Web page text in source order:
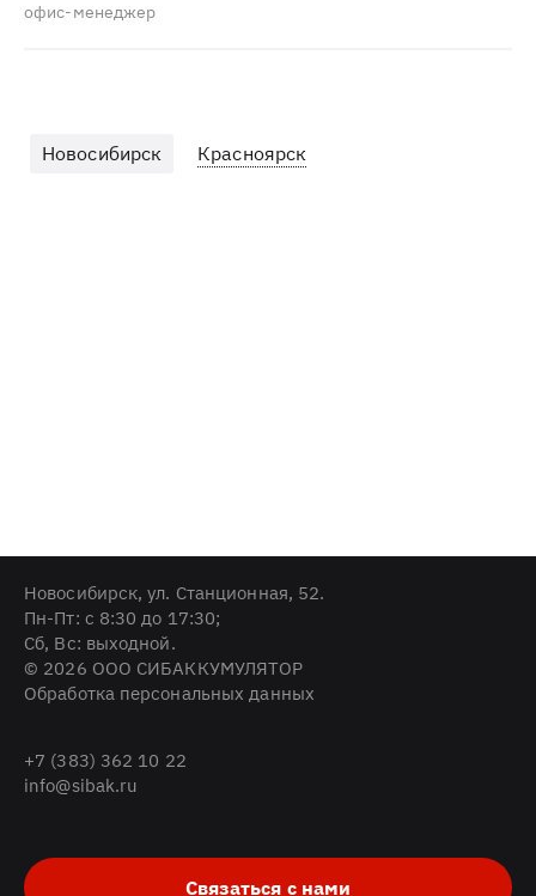
офис-менеджер
Новосибирск Красноярск
Новосибирск, ул. Станционная, 52.
Пн-Пт: с 8:30 до 17:30;
Cб, Вс: выходной.
© 2026 ООО СИБАККУМУЛЯТОР
Обработка персональных данных
+7 (383) 362 10 22
info@sibak.ru
Связаться с нами